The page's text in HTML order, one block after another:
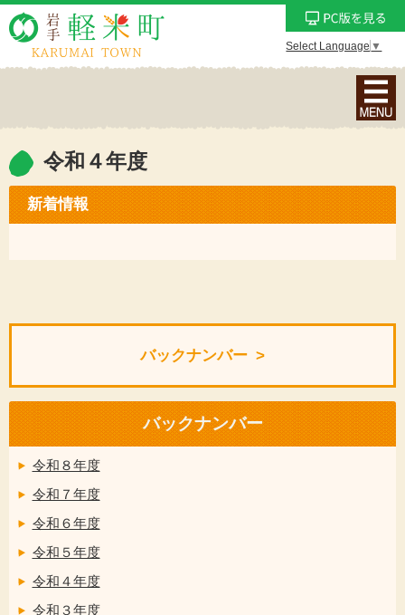
Select Language ▼
ナ
ビ
ョ
ン
令和４年度
新着情報
バックナンバー
バックナンバー
令和８年度
令和７年度
令和６年度
令和５年度
令和４年度
令和３年度